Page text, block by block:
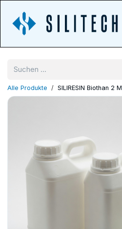
Alle Produkte SILIRESIN Biothan 2